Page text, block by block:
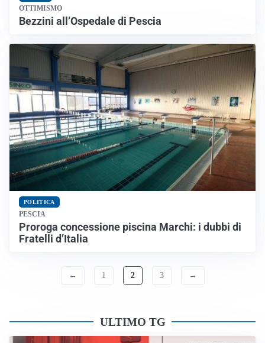
OTTIMISMO
Bezzini all’Ospedale di Pescia
POLITICA
PESCIA
Proroga concessione piscina Marchi: i dubbi di
Fratelli d’Italia
← 1 2 3 →
ULTIMO TG